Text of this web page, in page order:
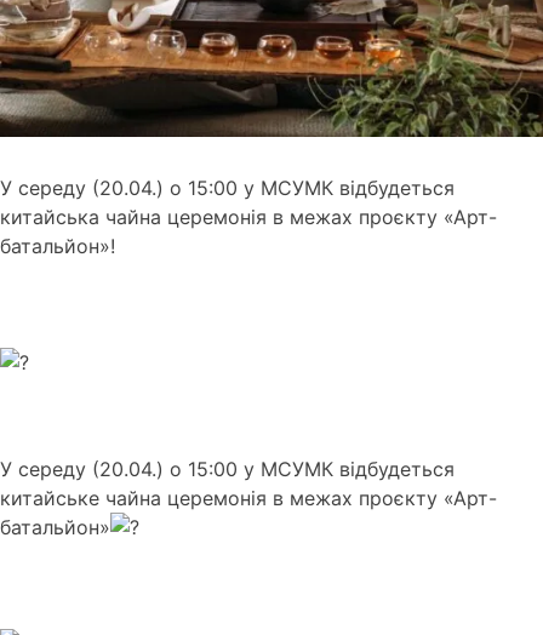
У середу (20.04.) о 15:00 у МСУМК відбудеться
китайська чайна церемонія в межах проєкту «Арт-
батальйон»!
У середу (20.04.) о 15:00 у МСУМК відбудеться
китайське чайна церемонія в межах проєкту «Арт-
батальйон»